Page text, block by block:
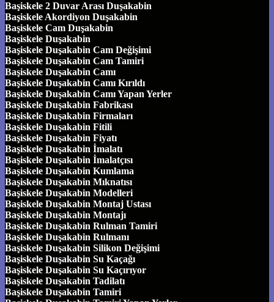
Başiskele 2 Duvar Arası Duşakabin
Başiskele Akordiyon Duşakabin
Başiskele Cam Duşakabin
Başiskele Duşakabin
Başiskele Duşakabin Cam Değişimi
Başiskele Duşakabin Cam Tamiri
Başiskele Duşakabin Camı
Başiskele Duşakabin Camı Kırıldı
Başiskele Duşakabin Camı Yapan Yerler
Başiskele Duşakabin Fabrikası
Başiskele Duşakabin Firmaları
Başiskele Duşakabin Fitili
Başiskele Duşakabin Fiyatı
Başiskele Duşakabin İmalatı
Başiskele Duşakabin İmalatçısı
Başiskele Duşakabin Kumlama
Başiskele Duşakabin Mıknatısı
Başiskele Duşakabin Modelleri
Başiskele Duşakabin Montaj Ustası
Başiskele Duşakabin Montajı
Başiskele Duşakabin Rulman Tamiri
Başiskele Duşakabin Rulmanı
Başiskele Duşakabin Silikon Değişimi
Başiskele Duşakabin Su Kaçağı
Başiskele Duşakabin Su Kaçırıyor
Başiskele Duşakabin Tadilatı
Başiskele Duşakabin Tamiri